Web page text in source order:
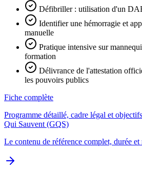
Défibriller : utilisation d'un
Identifier une hémorragie et
manuelle
Pratique intensive sur
formation
Délivrance de l'attestation
les pouvoirs publics
Fiche complète
Programme détaillé, cadre légal et
Qui Sauvent (GQS)
Le contenu de référence complet, durée